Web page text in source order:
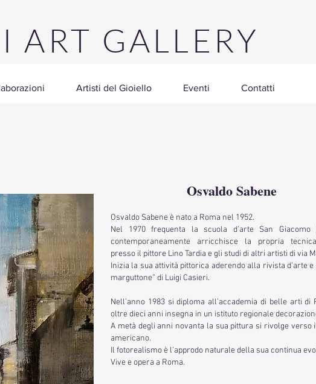
ART GALLERY
Artisti del Gioiello Eventi Contatti
Osvaldo Sabene
Osvaldo Sabene è nato a Roma nel 1952.
Nel 1970 frequenta la scuola d’arte San Giacomo
contemporaneamente arricchisce la propria
presso il pittore Lino Tardia e gli studi di altri artisti di via
Inizia la sua attività pittorica aderendo alla rivista d’arte e
marguttone” di Luigi Casieri.
Nell’anno 1983 si diploma all’accademia di belle arti di
oltre dieci anni insegna in un istituto regionale
A metà degli anni novanta la sua pittura si rivolge verso
americano.
Il fotorealismo è l’approdo naturale della sua continua
Vive e opera a Roma.